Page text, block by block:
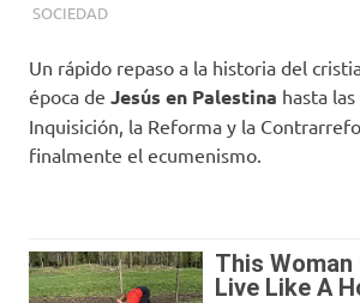
SEPTIEMBRE 17, 2021
EQUIPO DE REDACCIÓN
SOCIEDAD
Un rápido repaso a la historia del
época de Jesús en Palestina hasta
Inquisición, la Reforma y la
finalmente el ecumenismo.